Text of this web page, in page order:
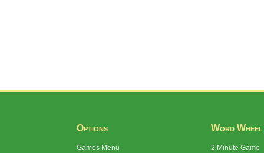
Options
Games Menu
Word Wheel
2 Minute Game